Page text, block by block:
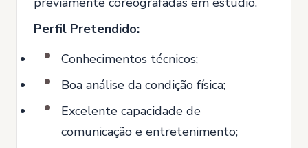
Perfil Pretendido:
Conhecimentos técnicos;
Boa análise da condição física;
Excelente capacidade de
comunicação e entretenimento;